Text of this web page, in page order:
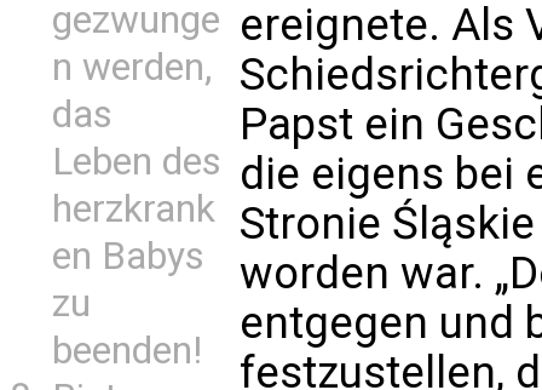
gezwunge
n werden,
das
Leben des
herzkrank
en Babys
zu
beenden!
ereignete. Als
Papst ein
die eigens bei
Stronie
worden war.
entgegen und
festzustellen,